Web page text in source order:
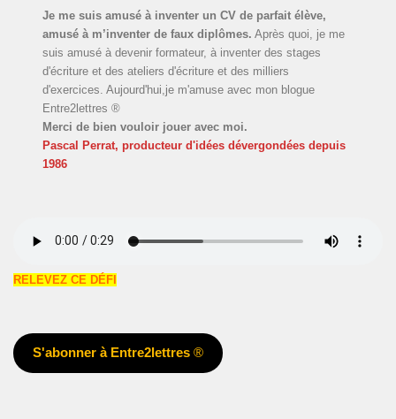
Je me suis amusé à inventer un CV de parfait élève,
amusé à m’inventer de faux diplômes. Après quoi, je me
suis amusé à devenir formateur, à inventer des stages
d'écriture et des ateliers d'écriture et des milliers
d'exercices. Aujourd'hui,je m'amuse avec mon blogue
Entre2lettres ®
Merci de bien vouloir jouer avec moi.
Pascal Perrat, producteur d'idées dévergondées depuis
1986
RELEVEZ CE DÉFI
S'abonner à Entre2lettres®